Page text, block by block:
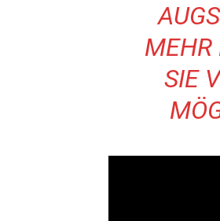
MEHR
SIE